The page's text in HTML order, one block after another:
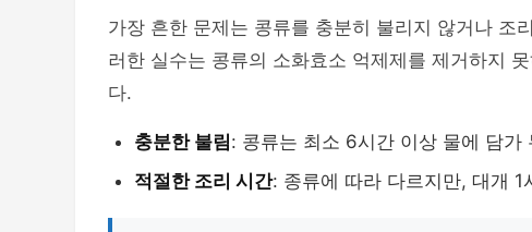
가장 흔한 문제는 콩류를 충분히 불리지 않거나 조
러한 실수는 콩류의 소화효소 억제제를 제거하지
다.
충분한 불림: 콩류는 최소 6시간 이상 물에 담가
적절한 조리 시간: 종류에 따라 다르지만, 대개